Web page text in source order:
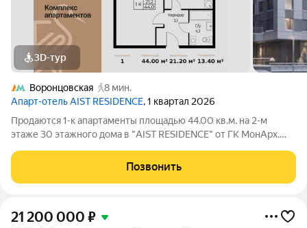
3D-тур
Воронцовская
8 мин.
Апарт-отель AIST RESIDENCE, 1 квартал 2026
Продаются 1-к апартаменты площадью 44.00 кв.м. на 2-м
этаже 30 этажного дома в "AIST RESIDENCE" от ГК МонАрх.
стремится к гармонии между динамичной городской жизнью и
отдыхом на природе.
Позвонить
21 200 000 ₽